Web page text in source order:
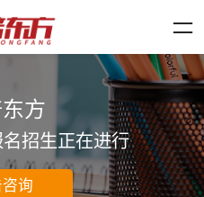
方
招生正在进行
询